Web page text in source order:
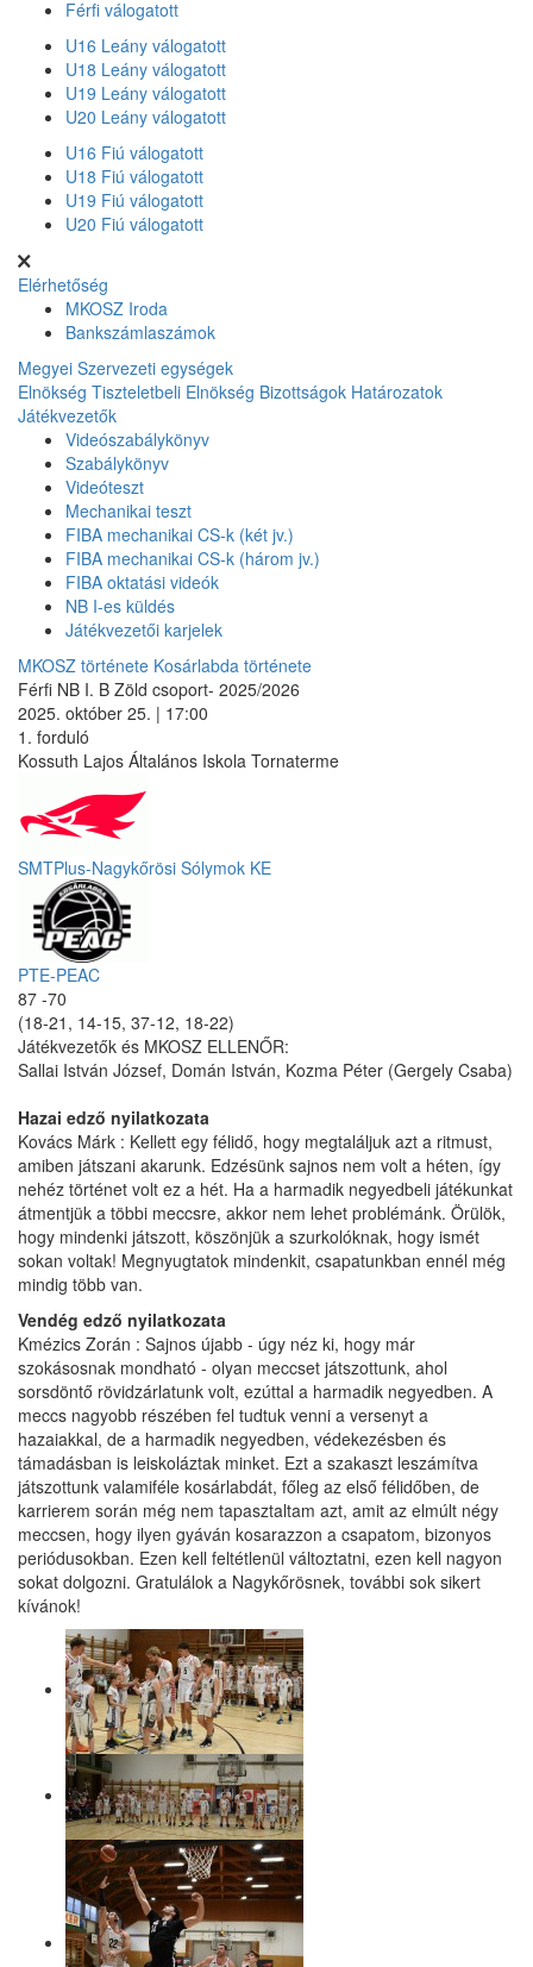
Férfi válogatott
U16 Leány válogatott
U18 Leány válogatott
U19 Leány válogatott
U20 Leány válogatott
U16 Fiú válogatott
U18 Fiú válogatott
U19 Fiú válogatott
U20 Fiú válogatott
Elérhetőség
MKOSZ Iroda
Bankszámlaszámok
Megyei Szervezeti egységek
Elnökség Tiszteletbeli Elnökség Bizottságok Határozatok
Játékvezetők
Videószabálykönyv
Szabálykönyv
Videóteszt
Mechanikai teszt
FIBA mechanikai CS-k (két jv.)
FIBA mechanikai CS-k (három jv.)
FIBA oktatási videók
NB I-es küldés
Játékvezetői karjelek
MKOSZ története Kosárlabda története
Férfi NB I. B Zöld csoport- 2025/2026
2025. október 25. | 17:00
1. forduló
Kossuth Lajos Általános Iskola Tornaterme
SMTPlus-Nagykőrösi Sólymok KE
PTE-PEAC
87 -70
(18-21, 14-15, 37-12, 18-22)
Játékvezetők és MKOSZ ELLENŐR:
Sallai István József, Domán István, Kozma Péter (Gergely Csaba)
Hazai edző nyilatkozata
Kovács Márk : Kellett egy félidő, hogy megtaláljuk azt a ritmust,
amiben játszani akarunk. Edzésünk sajnos nem volt a héten, így
nehéz történet volt ez a hét. Ha a harmadik negyedbeli játékunkat
átmentjük a többi meccsre, akkor nem lehet problémánk. Örülök,
hogy mindenki játszott, köszönjük a szurkolóknak, hogy ismét
sokan voltak! Megnyugtatok mindenkit, csapatunkban ennél még
mindig több van.
Vendég edző nyilatkozata
Kmézics Zorán : Sajnos újabb - úgy néz ki, hogy már
szokásosnak mondható - olyan meccset játszottunk, ahol
sorsdöntő rövidzárlatunk volt, ezúttal a harmadik negyedben. A
meccs nagyobb részében fel tudtuk venni a versenyt a
hazaiakkal, de a harmadik negyedben, védekezésben és
támadásban is leiskoláztak minket. Ezt a szakaszt leszámítva
játszottunk valamiféle kosárlabdát, főleg az első félidőben, de
karrierem során még nem tapasztaltam azt, amit az elmúlt négy
meccsen, hogy ilyen gyáván kosarazzon a csapatom, bizonyos
periódusokban. Ezen kell feltétlenül változtatni, ezen kell nagyon
sokat dolgozni. Gratulálok a Nagykőrösnek, további sok sikert
kívánok!